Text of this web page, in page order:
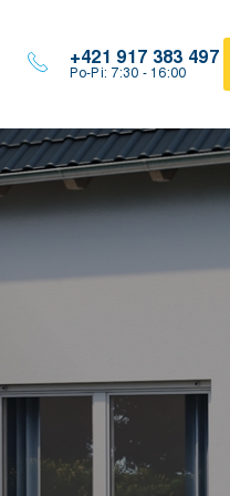
+421 917 383 497
Po-Pi: 7:30 - 16:00